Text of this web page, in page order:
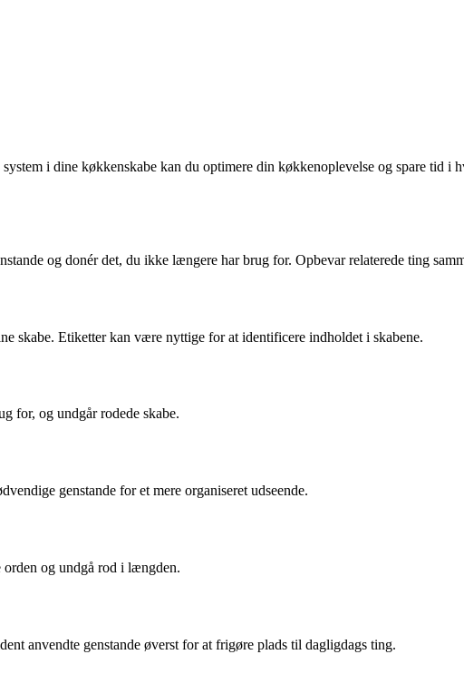
i dine køkkenskabe kan du optimere din køkkenoplevelse og spare tid i
og donér det, du ikke længere har brug for. Opbevar relaterede ting
skabe. Etiketter kan være nyttige for at identificere indholdet i skabene.
for, og undgår rodede skabe.
genstande for et mere organiseret udseende.
og undgå rod i længden.
anvendte genstande øverst for at frigøre plads til dagligdags ting.